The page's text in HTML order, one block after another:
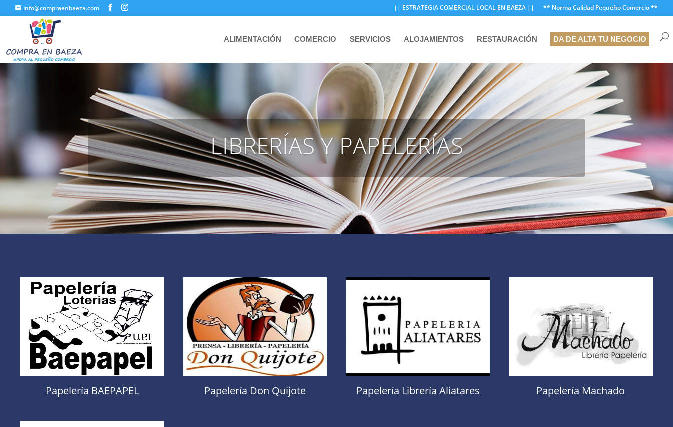
info@compraenbaeza.com || ESTRATEGIA COMERCIAL LOCAL EN BAEZA || ** Norma Calidad Pequeño Comercio **
ALIMENTACIÓN COMERCIO SERVICIOS ALOJAMIENTOS RESTAURACIÓN DA DE ALTA TU NEGOCIO
LIBRERÍAS Y PAPELERÍAS
Papelería BAEPAPEL Papelería Don Quijote Papelería Librería Aliatares Papelería Machado